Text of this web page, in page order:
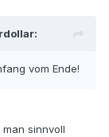
:
vom Ende!
sinnvoll